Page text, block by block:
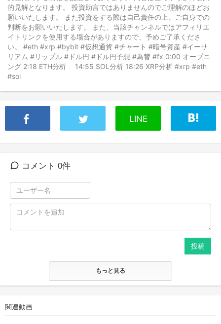
的見解となります。 投資助言ではありませんのでご理解のほどお
願いいたします。 また投資をする際は自己責任の上、ご自身での
判断をお願いいたします。 また、当該チャンネルではアフィリエ
イトリンクを使用する場合がありますので、予めご了承くださ
い。 #eth #xrp #bybit #仮想通貨 #チャート #暗号資産 #イーサ
リアム #リップル #ドル円 #ドル円予想 #為替 #fx 0:00 オープニ
ング 2:18 ETH分析 14:55 SOL分析 18:26 XRP分析 #xrp #eth
#sol
LINE
コメント 0件
投稿
もっと見る
関連動画